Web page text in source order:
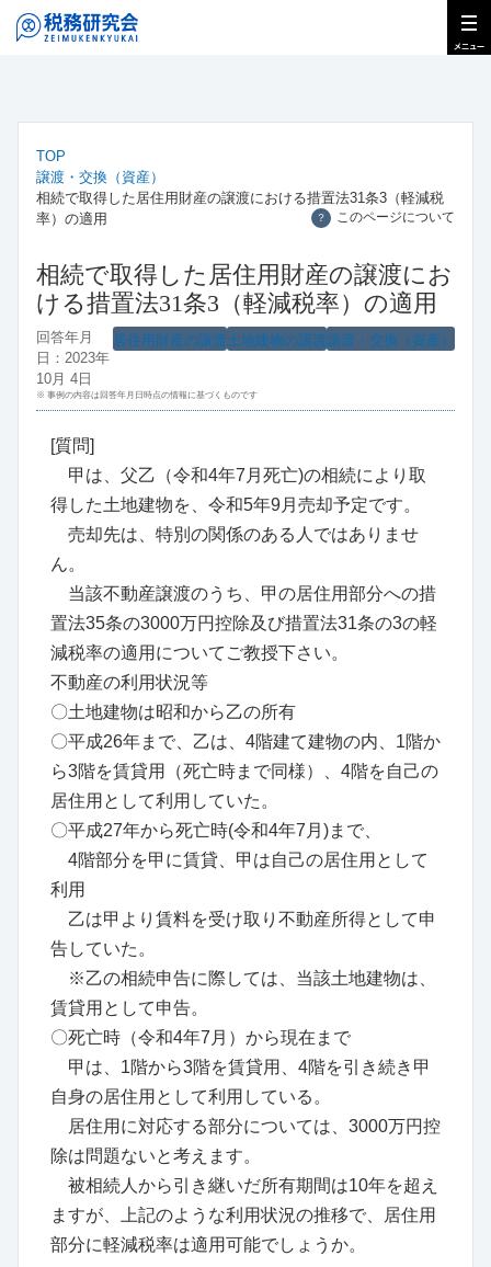
TOP
譲渡・交換（資産）
相続で取得した居住用財産の譲渡における措置法31条3（軽減税
率）の適用
？ このページについて
相続で取得した居住用財産の譲渡にお
ける措置法31条3（軽減税率）の適用
譲渡・交換（資産）
土地建物の譲渡
居住用財産の譲渡
回答年月
日：2023年
10月 4日
※ 事例の内容は回答年月日時点の情報に基づくものです
[質問]
甲は、父乙（令和4年7月死亡)の相続により取
得した土地建物を、令和5年9月売却予定です。
売却先は、特別の関係のある人ではありませ
ん。
当該不動産譲渡のうち、甲の居住用部分への措
置法35条の3000万円控除及び措置法31条の3の軽
減税率の適用についてご教授下さい。
不動産の利用状況等
〇土地建物は昭和から乙の所有
〇平成26年まで、乙は、4階建て建物の内、1階か
ら3階を賃貸用（死亡時まで同様）、4階を自己の
居住用として利用していた。
〇平成27年から死亡時(令和4年7月)まで、
4階部分を甲に賃貸、甲は自己の居住用として
利用
乙は甲より賃料を受け取り不動産所得として申
告していた。
※乙の相続申告に際しては、当該土地建物は、
賃貸用として申告。
〇死亡時（令和4年7月）から現在まで
甲は、1階から3階を賃貸用、4階を引き続き甲
自身の居住用として利用している。
居住用に対応する部分については、3000万円控
除は問題ないと考えます。
被相続人から引き継いだ所有期間は10年を超え
ますが、上記のような利用状況の推移で、居住用
部分に軽減税率は適用可能でしょうか。